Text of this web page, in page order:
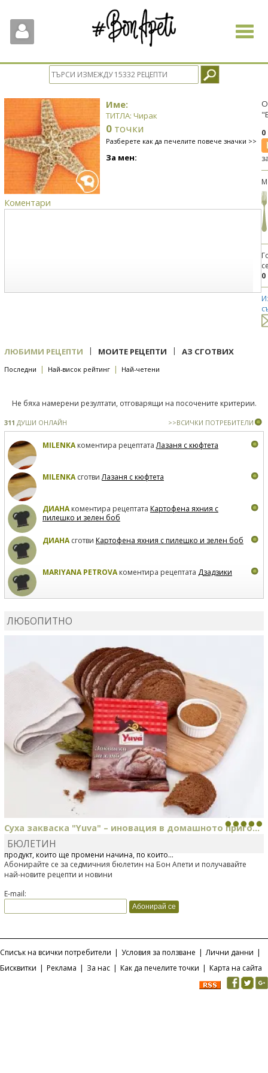
Toggle
Име:
ТИТЛА: Чирак
0 точки
Разберете как да печелите повече значки >>
За мен:
Коментари
0
ЛЮБИМИ РЕЦЕПТИ | МОИТЕ РЕЦЕПТИ | АЗ СГОТВИХ
Последни | Най-висок рейтинг | Най-четени
Не бяха намерени резултати, отговарящи на посочените критерии.
311 ДУШИ ОНЛАЙН >>ВСИЧКИ ПОТРЕБИТЕЛИ
MILENKAкоментира рецептатаЛазаня с кюфтета
MILENKAсготвиЛазаня с кюфтета
ДИАНАкоментира рецептата Картофена яхния с
пилешко и зелен боб
ДИАНАсготви Картофена яхния с пилешко и зелен боб
MARIYANA PETROVAкоментира рецептата Дзадзики
ЛЮБОПИТНО
Суха закваска "Yuva" – иновация в домашното приго...
Отскоро Лесафр България стартира предлагането на изцяло нов
продукт, който ще промени начина, по който...
БЮЛЕТИН
Абонирайте се за седмичния бюлетин на Бон Апети и получавайте
най-новите рецепти и новини
E-mail:
Списък на всички потребители | Условия за ползване | Лични данни |
Бисквитки | Реклама | За нас | Как да печелите точки | Карта на сайта